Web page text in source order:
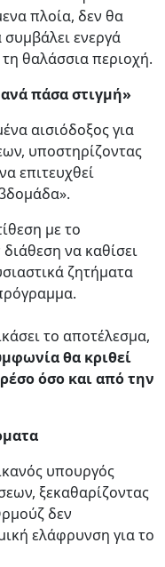
πλοία, δεν θα
συμβάλει ενεργά
θαλάσσια περιοχή.
πάσα στιγμή»
αισιόδοξος για
υποστηρίζοντας
επιτευχθεί
με το
να καθίσει
ζητήματα
το αποτέλεσμα,
θα κριθεί
όσο και από την
υπουργός
ξεκαθαρίζοντας
δεν
ελάφρυνση για το